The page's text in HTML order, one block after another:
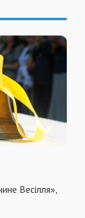
Весілля»,